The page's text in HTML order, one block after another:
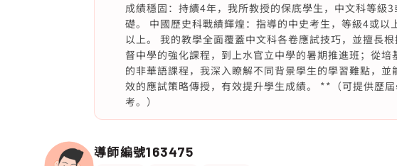
成績穩固：持續4年，我所教授的保底學生，中文科等級
礎。 中國歷史科戰績輝煌：指導的中史考生，等級4或
以上。 我的教學全面覆蓋中文科各卷應試技巧，並擅長
督中學的強化課程，到上水官立中學的暑期推進班；從
的非華語課程，我深入瞭解不同背景學生的學習難點，
效的應試策略傳授，有效提升學生成績。 **（可提供歷
考。）
導師編號163475